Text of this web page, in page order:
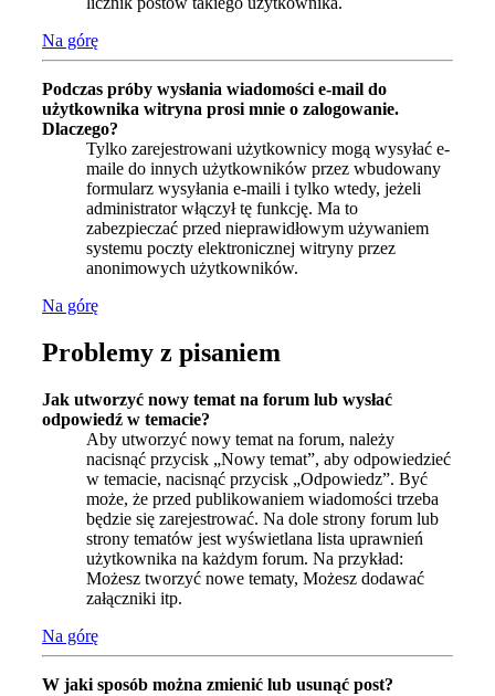
Na górę
Podczas próby wysłania wiadomości e-mail do
użytkownika witryna prosi mnie o zalogowanie.
Dlaczego?
Tylko zarejestrowani użytkownicy mogą wysyłać e-
maile do innych użytkowników przez wbudowany
formularz wysyłania e-maili i tylko wtedy, jeżeli
administrator włączył tę funkcję. Ma to
zabezpieczać przed nieprawidłowym używaniem
systemu poczty elektronicznej witryny przez
anonimowych użytkowników.
Na górę
Problemy z pisaniem
Jak utworzyć nowy temat na forum lub wysłać
odpowiedź w temacie?
Aby utworzyć nowy temat na forum, należy
nacisnąć przycisk „Nowy temat”, aby odpowiedzieć
w temacie, nacisnąć przycisk „Odpowiedz”. Być
może, że przed publikowaniem wiadomości trzeba
będzie się zarejestrować. Na dole strony forum lub
strony tematów jest wyświetlana lista uprawnień
użytkownika na każdym forum. Na przykład:
Możesz tworzyć nowe tematy, Możesz dodawać
załączniki itp.
Na górę
W jaki sposób można zmienić lub usunąć post?